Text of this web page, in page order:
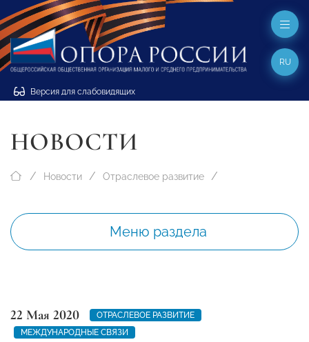
Версия для слабовидящих
RU
НОВОСТИ
Новости Отраслевое развитие
Меню раздела
22 Мая 2020
ОТРАСЛЕВОЕ РАЗВИТИЕ
МЕЖДУНАРОДНЫЕ СВЯЗИ